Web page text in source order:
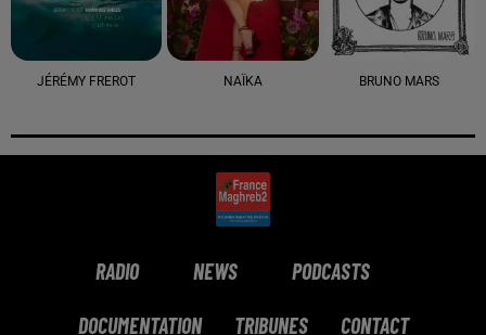
JÉRÉMY FREROT NAÏKA BRUNO MARS
RADIO NEWS PODCASTS
DOCUMENTATION TRIBUNES CONTACT